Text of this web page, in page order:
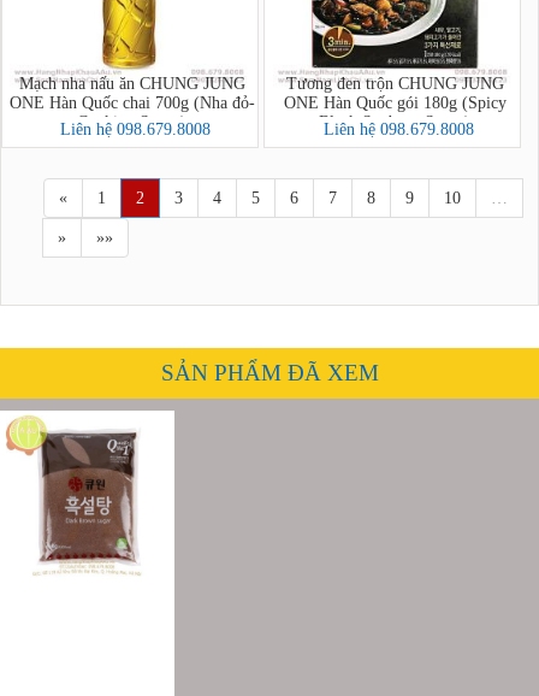
Mạch nha nấu ăn CHUNG JUNG
ONE Hàn Quốc chai 700g (Nha đỏ-
Cooking Syrup)
Liên hệ 098.679.8008
Tương đen trộn CHUNG JUNG
ONE Hàn Quốc gói 180g (Spicy
Black Soybean Sauce)
Liên hệ 098.679.8008
« 1 2 3 4 5 6 7 8 9 10
» »»
SẢN PHẨM ĐÃ XEM